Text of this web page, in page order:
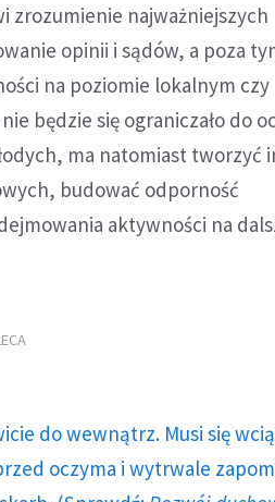
zrozumienie najważniejszych
opinii i sądów, a poza
na poziomie lokalnym czy
będzie się ograniczało do
ma natomiast tworzyć
budować odporność
aktywności na
do wewnątrz. Musi się
oczyma i wytrwale